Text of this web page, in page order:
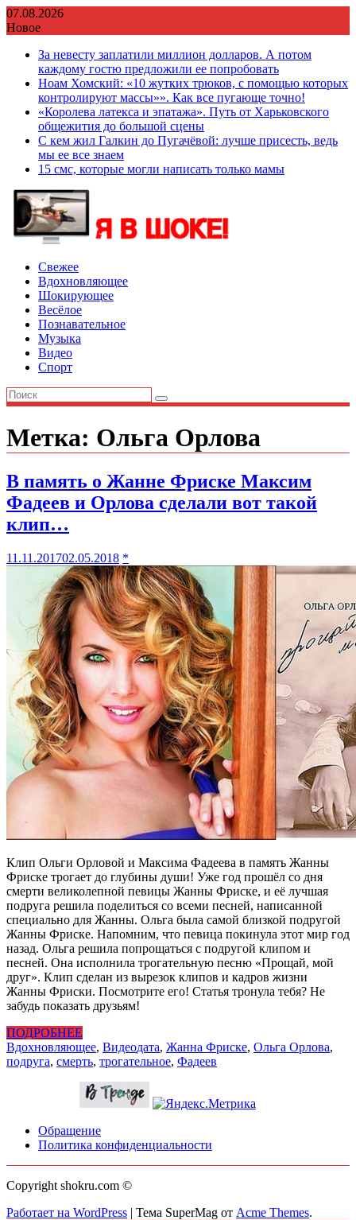
Перейти
к
07.08.2026
Новое
За невесту заплатили миллион долларов. А потом
каждому гостю предложили ее попробовать
Ноам Хомский: «10 жутких трюков, с помощью которых
контролируют массы»». Как все пугающе точно!
«Королева латекса и эпатажа». Путь от Харьковского
общежития до большой сцены
С кем жил Галкин до Пугачёвой: лучше присесть, ведь
мы ее все знаем
15 смс, которые могли написать только мамы
Свежее
Вдохновляющее
Шокирующее
Весёлое
Познавательное
Музыка
Видео
Спорт
Метка: Ольга Орлова
В память о Жанне Фриске Максим
Фадеев и Орлова сделали вот такой
клип…
11.11.201702.05.2018 *
Клип Ольги Орловой и Максима Фадеева в память Жанны
Фриске трогает до глубины души! Уже год прошёл со дня
смерти великолепной певицы Жанны Фриске, и её лучшая
подруга решила поделиться со всеми песней, написанной
специально для Жанны. Ольга была самой близкой подругой
Жанны Фриске. Напомним, что певица покинула этот мир год
назад. Ольга решила попрощаться с подругой клипом и
песней. Она исполнила трогательную песню «Прощай, мой
друг». Клип сделан из вырезок клипов и кадров жизни
Жанны Фриски. Посмотрите его! Статья тронула тебя? Не
забудь показать друзьям!
ПОДРОБНЕЕ
Вдохновляющее, Видеодата, Жанна Фриске, Ольга Орлова,
подруга, смерть, трогательное, Фадеев
Обращение
Политика конфиденциальности
Copyright shokru.com ©
Работает на WordPress | Тема SuperMag от Acme Themes.